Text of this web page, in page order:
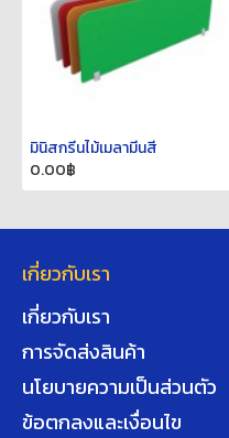
มินิสกรีนไม้เมลามีนสี
0.00฿
เกี่ยวกับเรา
เกี่ยวกับเรา
การจัดส่งสินค้า
นโยบายความเป็นส่วนตัว
ข้อตกลงและเงื่อนไข